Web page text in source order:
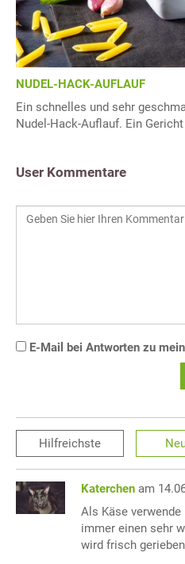
NUDEL-HACK-AUFLAUF
Ein schnelles und sehr
Nudel-Hack-Auflauf. Ein
User Kommentare
E-Mail bei Antworten zu
Hilfreichste
Katerchen am
Als Käse
immer einen sehr
wird frisch